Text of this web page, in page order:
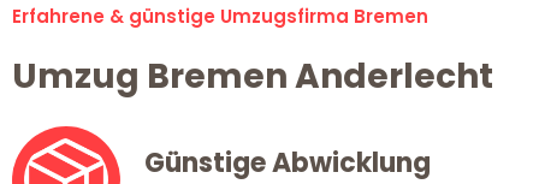
Erfahrene & günstige Umzugsfirma Bremen
Umzug Bremen Anderlecht
Günstige Abwicklung